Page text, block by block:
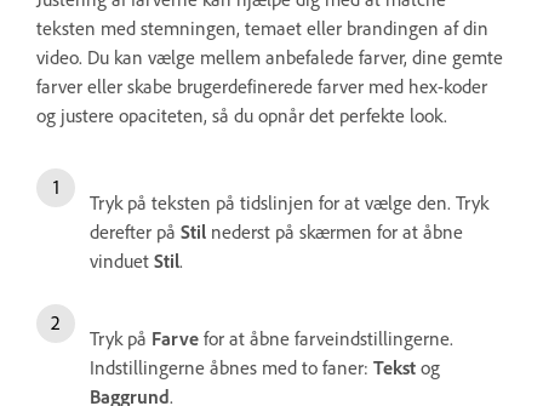
teksten med stemningen, temaet eller brandingen af din
video. Du kan vælge mellem anbefalede farver, dine gemte
farver eller skabe brugerdefinerede farver med hex-koder
og justere opaciteten, så du opnår det perfekte look.
Tryk på teksten på tidslinjen for at vælge den. Tryk
derefter på Stil nederst på skærmen for at åbne
vinduet Stil.
Tryk på Farve for at åbne farveindstillingerne.
Indstillingerne åbnes med to faner: Tekst og
Baggrund.